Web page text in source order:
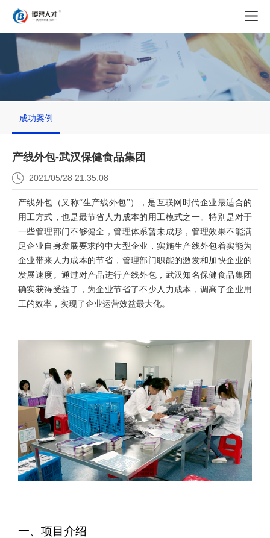
成功案例
产线外包-武汉保健食品集团
2021/05/28 21:35:08
产线外包（又称“生产线外包”），是互联网时代企业最适合的
用工方式，也是最节省人力成本的用工模式之一。特别是对于
一些管理部门不够健全，管理体系暂未成形，管理效果不能满
足企业自身发展要求的中大型企业，实施生产线外包着实能为
企业带来人力成本的节省，管理部门职能的激发和加快企业的
发展速度。通过对产品进行产线外包，武汉知名保健食品集团
确实获得受益了，为企业节省了不少人力成本，调高了企业用
工的效率，实现了企业运营效益最大化。
一、项目介绍